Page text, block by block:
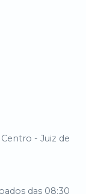
Centro - Juiz de
das 08:30